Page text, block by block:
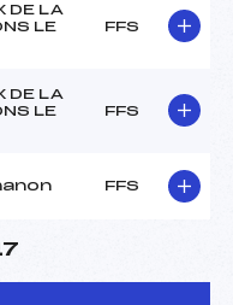
DE LA
LE
FFS
DE LA
LE
FFS
FFS